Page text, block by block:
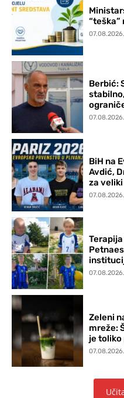
“teška”
Berbić:
BiH na
Avdić,
za
Zeleni
mreže:
je toliko